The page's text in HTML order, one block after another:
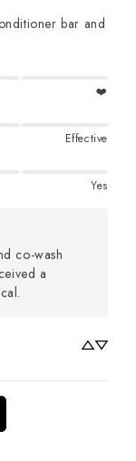
bar and
❤️
Effective
Yes
co-wash
a